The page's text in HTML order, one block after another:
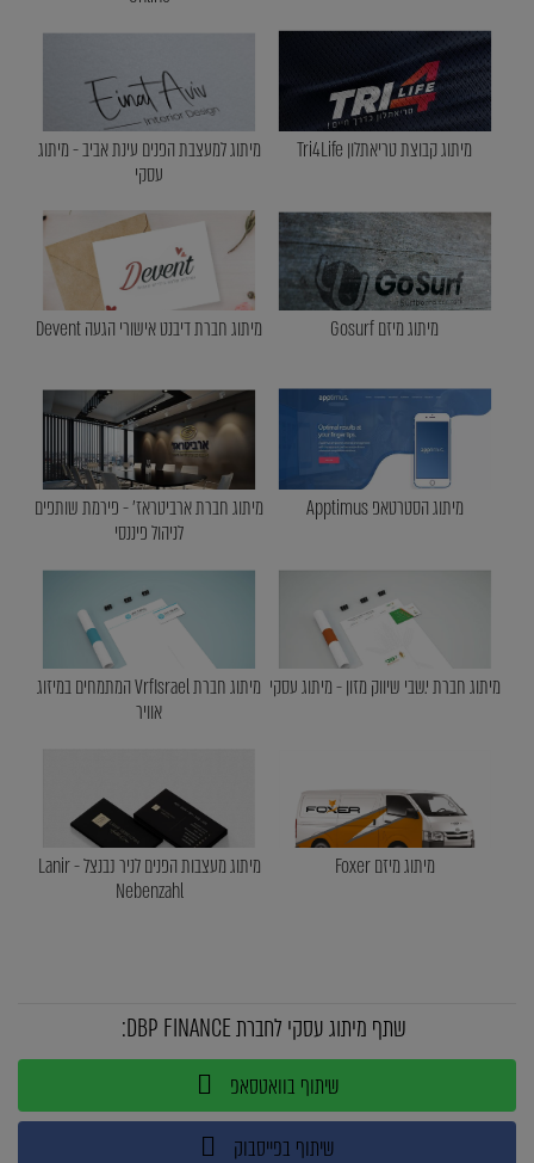
מיתוג קבוצת טריאתלון Tri4Life
מיתוג למעצבת הפנים עינת אביב - מיתוג
עסקי
מיתוג מיזם Gosurf מיתוג חברת דיבנט אישורי הגעה Devent
מיתוג הסטרטאפ Apptimus
מיתוג חברת ארביטראז' - פירמת שותפים
לניהול פיננסי
מיתוג חברת י.שבי שיווק מזון - מיתוג עסקי
מיתוג חברת VrfIsrael המתמחים במיזוג
אוויר
מיתוג מיזם Foxer
מיתוג מעצבות הפנים לניר נבנצל - Lanir
Nebenzahl
שתף מיתוג עסקי לחברת DBP FINANCE:
שיתוף בוואטסאפ
שיתוף בפייסבוק